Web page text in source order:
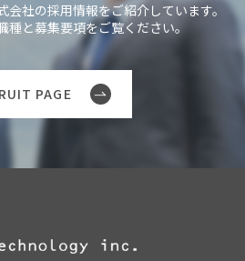
会社の採用情報をご紹介しています。
種と募集要項をご覧ください。
PAGE